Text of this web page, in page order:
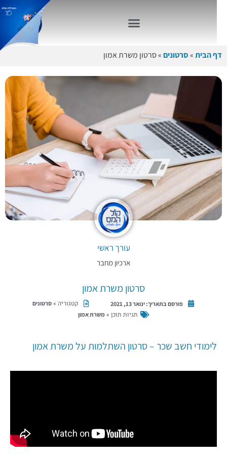
דף הבית»סרטונים»סרטון משרת אמון
עורך ראשי
ארכיון מחבר
סרטון משרת אמון
פורסם בתאריך:ינואר 13, 2021 קטגוריה » סרטונים
תגיות תוכן » משרת אמון
לימודי חשב שכר – סרטון השתלמות על משרת אמון